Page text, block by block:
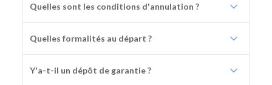
Quelles sont les conditions d'annulation ?
Quelles formalités au départ ?
Y'a-t-il un dépôt de garantie ?